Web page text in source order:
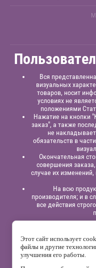
Вся
визуальных
товаров, носит
условиях не
положениями
Нажатие на кнопки
заказ", а также
не
обязательств в
Окончательная
совершения
случае их
На всю
производителя; и в
все действия
предприниматель
р/сч:
“Альфа - Банк”,к/с:
Этот сайт использует
файлы и другие
улучшения его работы.